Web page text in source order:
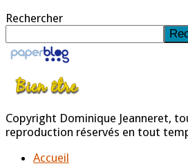
Rechercher
Copyright Dominique Jeanneret,
reproduction réservés en tout
Accueil